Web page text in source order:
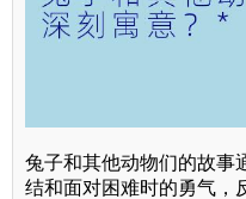
兔子和其他动物们的故事
结和面对困难时的勇气，